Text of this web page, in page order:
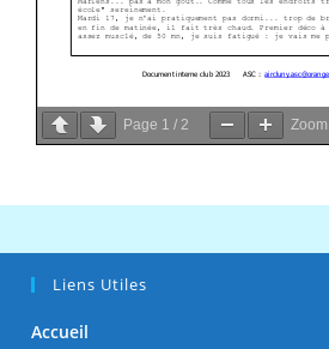
Page 1 / 2 Zoom
Liens Utiles
Accueil